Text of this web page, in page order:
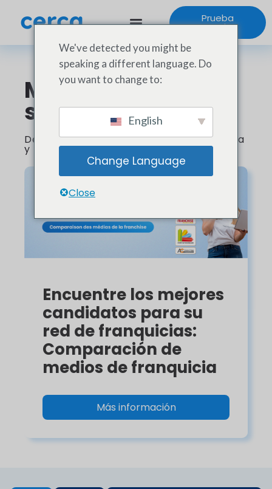
Prueba
gratuita
Manténgase en
sintonía 📣
Descubra las últimas innovaciones Cerca
y noticias del sector de la franquicia
Encuentre los mejores
candidatos para su
red de franquicias:
Comparación de
medios de franquicia
Más información
We've detected you might be
speaking a different language. Do
you want to change to:
English
Change Language
Close